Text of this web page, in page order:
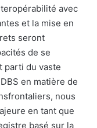
avec
et la mise en
seront
de se
parti du vaste
en matière de
nous
en tant que
basé sur la